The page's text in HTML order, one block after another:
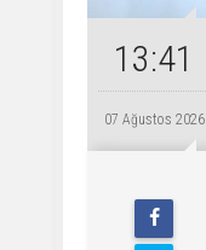
13:41
07 Ağustos 2026